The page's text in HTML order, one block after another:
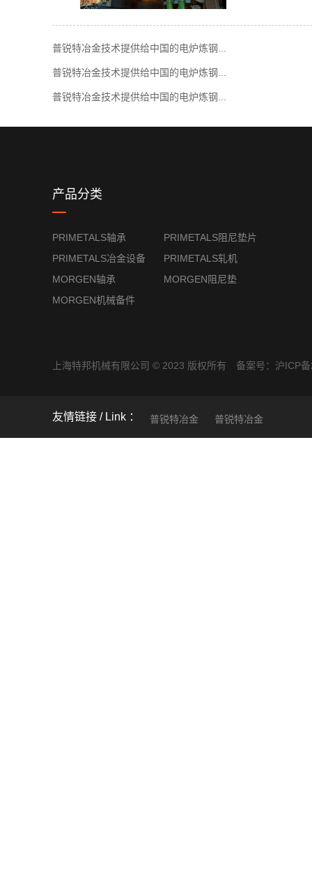
普锐特冶金技术提供给中国的电炉炼钢...
普锐特冶金技术提供给中国的电炉炼钢...
普锐特冶金技术提供给中国的电炉炼钢...
产品分类
PRIMETALS轴承
PRIMETALS阻尼垫片
PRIMETALS冶金设备
PRIMETALS轧机
MORGEN轴承
MORGEN阻尼垫
MORGEN机械备件
上海特邦机械有限公司 © 2023 版权所有 备案号： 沪ICP
友情链接 普锐特冶金 普锐特冶金